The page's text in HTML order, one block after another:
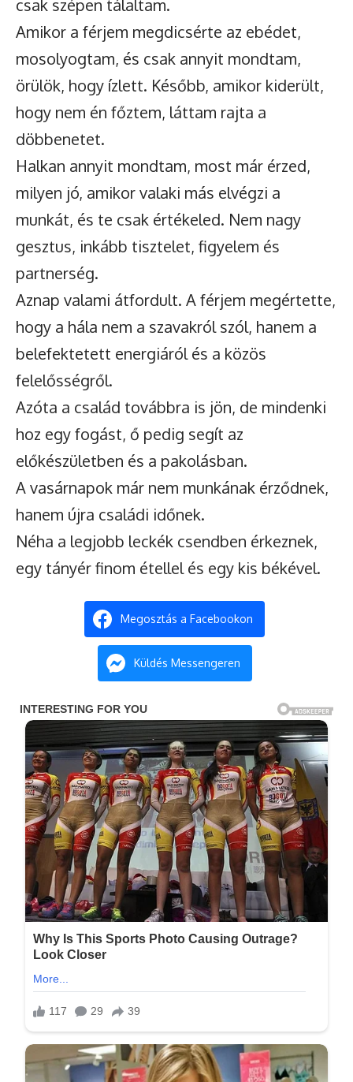
csak szépen tálaltam.
Amikor a férjem megdicsérte az ebédet,
mosolyogtam, és csak annyit mondtam,
örülök, hogy ízlett. Később, amikor kiderült,
hogy nem én főztem, láttam rajta a
döbbenetet.
Halkan annyit mondtam, most már érzed,
milyen jó, amikor valaki más elvégzi a
munkát, és te csak értékeled. Nem nagy
gesztus, inkább tisztelet, figyelem és
partnerség.
Aznap valami átfordult. A férjem megértette,
hogy a hála nem a szavakról szól, hanem a
belefektetett energiáról és a közös
felelősségről.
Azóta a család továbbra is jön, de mindenki
hoz egy fogást, ő pedig segít az
előkészületben és a pakolásban.
A vasárnapok már nem munkának érződnek,
hanem újra családi időnek.
Néha a legjobb leckék csendben érkeznek,
egy tányér finom étellel és egy kis békével.
Megosztás a Facebookon
Küldés Messengeren